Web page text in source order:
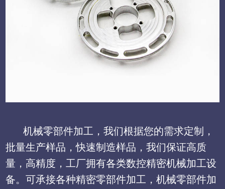
机械零部件加工，我们根据您的需求定制，
批量生产样品，快速制造样品，我们保证高质
量，高精度，工厂拥有各类数控精密机械加工设
备。可承接各种精密零部件加工，机械零部件加